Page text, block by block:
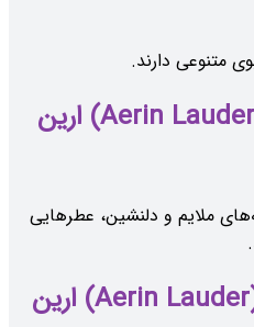
متنوعی دارند.
عطر و ادکلن خاص (Aerin Lauder) ارین
ملایم و دلنشین، عطرهایی
عطر و ادکلن مشهور (Aerin Lauder) ارین